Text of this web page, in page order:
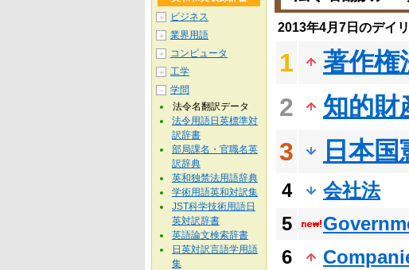
2013年4月7日のデイ
1
著作権
2
知的財
3
日本国
4
会社法
5
6
＋ ビジネス
＋ 業界用語
＋ コンピュータ
＋ 工学
－
学問
法令名翻訳データ
法令用語日英標準対
訳辞書
部局課名・官職名英
訳辞典
英和独禁法用語辞典
学術用語英和対訳集
JST科学技術用語日
英対訳辞書
英語論文検索辞書
日英対訳言語学用語
集